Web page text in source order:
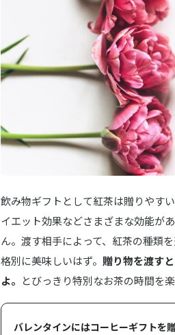
飲み物ギフトとして紅茶は贈りやす
イエット効果などさまざまな効能が
ん。渡す相手によって、紅茶の種類
格別に美味しいはず。 贈り物を渡す
よ。 とびっきり特別なお茶の時間を
バレンタインにはコーヒーギフトを